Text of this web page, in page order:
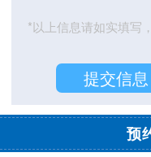
*以上信息请如实填写
预